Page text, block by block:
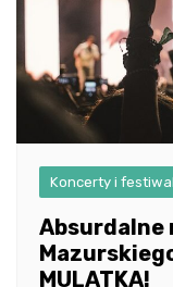
Koncerty i
Absurdalne
MULATKA!